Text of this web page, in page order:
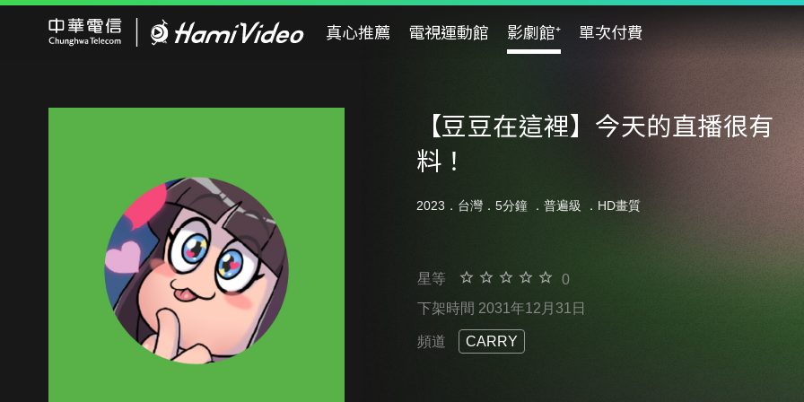
真心推薦 電視運動館 影劇館⁺ 單次付費
【豆豆在這裡】今天的直播很有
料！
2023．台灣．5分鐘 ． 普遍級 ．HD畫質
星等
0
下架時間 2031年12月31日
頻道 CARRY